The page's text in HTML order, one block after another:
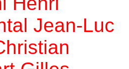
Jean-Luc